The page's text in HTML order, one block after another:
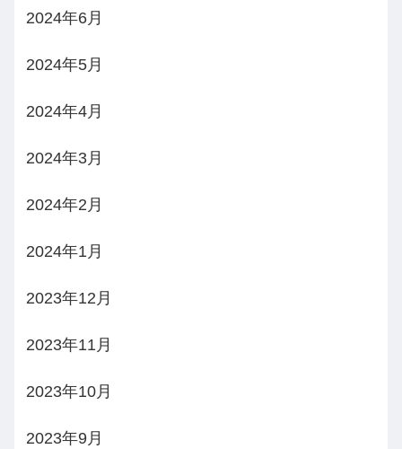
2024年6月
2024年5月
2024年4月
2024年3月
2024年2月
2024年1月
2023年12月
2023年11月
2023年10月
2023年9月